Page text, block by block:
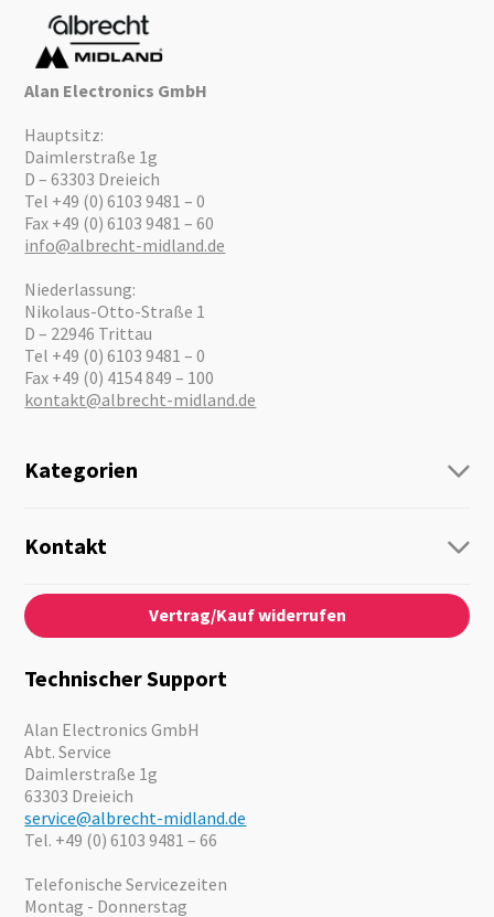
Alan Electronics GmbH
Hauptsitz:
Daimlerstraße 1g
D – 63303 Dreieich
Tel +49 (0) 6103 9481 – 0
Fax +49 (0) 6103 9481 – 60
info@albrecht-midland.de
Niederlassung:
Nikolaus-Otto-Straße 1
D – 22946 Trittau
Tel +49 (0) 6103 9481 – 0
Fax +49 (0) 4154 849 – 100
kontakt@albrecht-midland.de
Kategorien
Personenführung
Audio
Notfallvorsorge
Motorrad
Angebote
Kontakt
Kontaktformular
Über Uns
News
Kataloge
Vertrag/Kauf widerrufen
Technischer Support
Alan Electronics GmbH
Abt. Service
Daimlerstraße 1g
63303 Dreieich
service@albrecht-midland.de
Tel. +49 (0) 6103 9481 – 66
Telefonische Servicezeiten
Montag - Donnerstag